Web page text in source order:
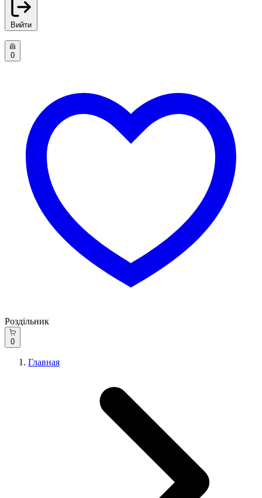
Вийти
0
Роздільник
0
Главная